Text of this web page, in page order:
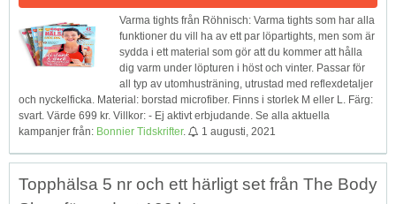
Varma tights från Röhnisch: Varma tights som har alla
funktioner du vill ha av ett par löpartights, men som är
sydda i ett material som gör att du kommer att hålla
dig varm under löpturen i höst och vinter. Passar för
all typ av utomhusträning, utrustad med reflexdetaljer
och nyckelficka. Material: borstad microfiber. Finns i storlek M eller L. Färg:
svart. Värde 699 kr. Villkor: - Ej aktivt erbjudande. Se alla aktuella
kampanjer från: Bonnier Tidskrifter. 1 augusti, 2021
Topphälsa 5 nr och ett härligt set från The Body